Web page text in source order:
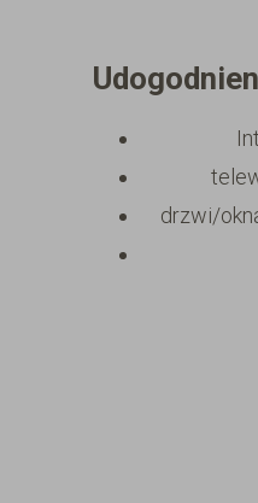
drzwi/